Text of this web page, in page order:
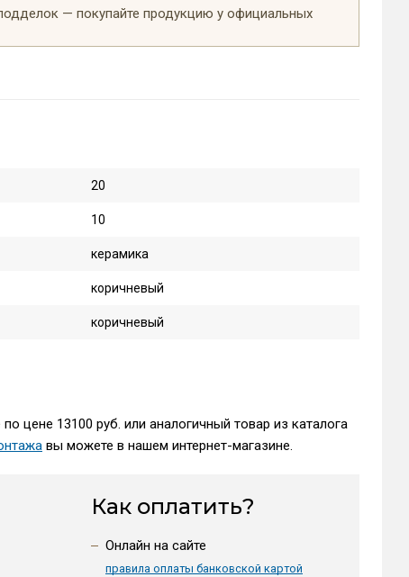
— покупайте продукцию у официальных
20
10
керамика
коричневый
коричневый
цене 13100 руб. или аналогичный товар из каталога
вы можете в нашем интернет-магазине.
Как оплатить?
Онлайн на сайте
правила оплаты банковской картой